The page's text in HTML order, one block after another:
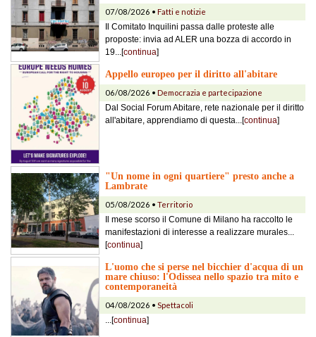
07/08/2026 • Fatti e notizie
Il Comitato Inquilini passa dalle proteste alle
proposte: invia ad ALER una bozza di accordo in
19...[continua]
Appello europeo per il diritto all'abitare
06/08/2026 • Democrazia e partecipazione
Dal Social Forum Abitare, rete nazionale per il diritto
all'abitare, apprendiamo di questa...[continua]
"Un nome in ogni quartiere" presto anche a
Lambrate
05/08/2026 • Territorio
Il mese scorso il Comune di Milano ha raccolto le
manifestazioni di interesse a realizzare murales...
[continua]
L'uomo che si perse nel bicchier d'acqua di un
mare chiuso: l'Odissea nello spazio tra mito e
contemporaneità
04/08/2026 • Spettacoli
...[continua]